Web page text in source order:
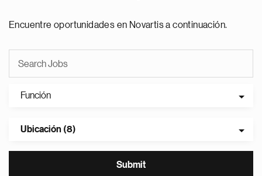
Encuentre oportunidades en Novartis a continuación.
Función
Ubicación (8)